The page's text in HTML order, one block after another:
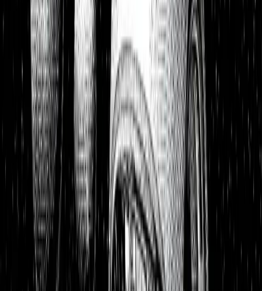
Portfolios
1:1 Begleitung
Über uns
Einloggen
Kostenlos testen
Watchlist Unsere Top-Picks zum Kauf
Portfolios
26,8 % p.a. seit 2018
Finanzielle Freiheit
26,8 % p.a. Dividendendepot 18,6 % p.a.
1:1 Begleitung
Über uns
7 Tage kostenlos testen